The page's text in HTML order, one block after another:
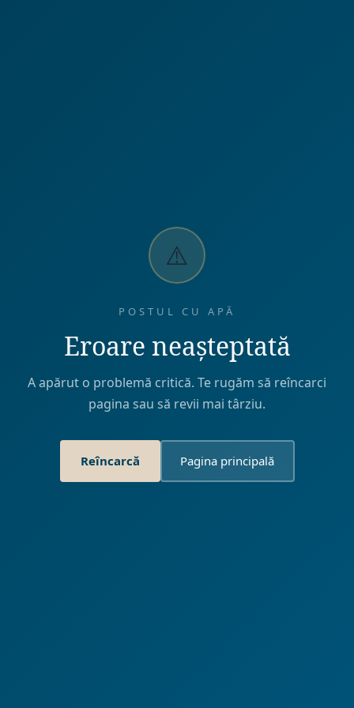
⚠️
POSTUL CU APĂ
Eroare neașteptată
A apărut o problemă critică. Te rugăm să reîncarci
pagina sau să revii mai târziu.
Reîncarcă Pagina principală